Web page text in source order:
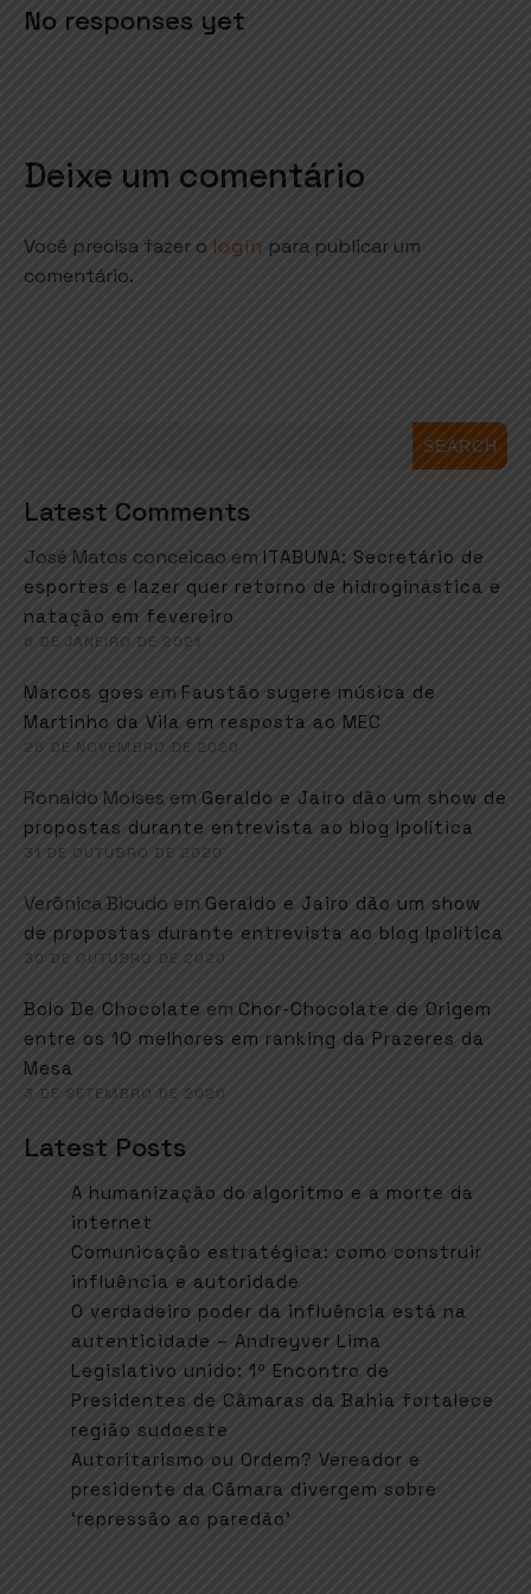
No responses yet
Deixe um comentário
Você precisa fazer o login para publicar um
comentário.
SEARCH
Latest Comments
José Matos conceicao em ITABUNA: Secretário de
esportes e lazer quer retorno de hidroginástica e
natação em fevereiro
6 DE JANEIRO DE 2021
Marcos goes em Faustão sugere música de
Martinho da Vila em resposta ao MEC
26 DE NOVEMBRO DE 2020
Ronaldo Moises em Geraldo e Jairo dão um show de
propostas durante entrevista ao blog Ipolítica
31 DE OUTUBRO DE 2020
Verônica Bicudo em Geraldo e Jairo dão um show
de propostas durante entrevista ao blog Ipolítica
30 DE OUTUBRO DE 2020
Bolo De Chocolate em Chor-Chocolate de Origem
entre os 10 melhores em ranking da Prazeres da
Mesa
3 DE SETEMBRO DE 2020
Latest Posts
A humanização do algoritmo e a morte da
internet
Comunicação estratégica: como construir
influência e autoridade
O verdadeiro poder da influência está na
autenticidade – Andreyver Lima
Legislativo unido: 1º Encontro de
Presidentes de Câmaras da Bahia fortalece
região sudoeste
Autoritarismo ou Ordem? Vereador e
presidente da Câmara divergem sobre
‘repressão ao paredão’